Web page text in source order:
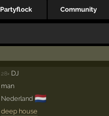
Partyflock Community
28× DJ
man
Nederland 🇳🇱
deep house